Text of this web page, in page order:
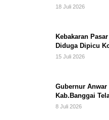
18 Juli 2026
Kebakaran
Diduga Dipicu
15 Juli 2026
Gubernur Anwar
Kab.Banggai
“Melahirkan”
8 Juli 2026